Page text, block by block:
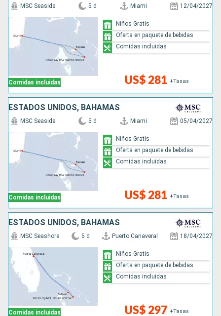
Comidas incluidas
MSC Seaside 5 d Miami 12/04/2027
US$ 281 +Tasas
Niños Gratis
Oferta en paquete de bebidas
Comidas incluidas
ESTADOS UNIDOS, BAHAMAS
Comidas incluidas
MSC Seaside 5 d Miami 05/04/2027
US$ 281 +Tasas
Niños Gratis
Oferta en paquete de bebidas
Comidas incluidas
ESTADOS UNIDOS, BAHAMAS
Comidas incluidas
MSC Seashore 5 d Puerto Canaveral 18/04/2027
US$ 297 +Tasas
Niños Gratis
Oferta en paquete de bebidas
Comidas incluidas